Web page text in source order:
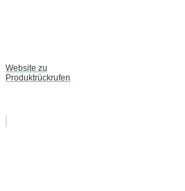
Website zu
Produktrückrufen